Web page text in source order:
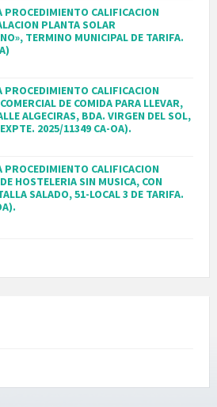
CALIFICACION
PLANTA SOLAR
TERMINO MUNICIPAL DE TARIFA.
CALIFICACION
DE COMIDA PARA LLEVAR,
ALGECIRAS, BDA. VIRGEN DEL SOL,
2025/11349 CA-OA).
CALIFICACION
HOSTELERIA SIN MUSICA, CON
SALADO, 51-LOCAL 3 DE TARIFA.